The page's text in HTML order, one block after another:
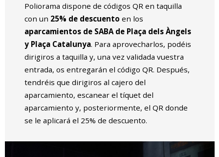
Poliorama dispone de códigos QR en taquilla
con un 25% de descuento en los
aparcamientos de SABA de Plaça dels Àngels
y Plaça Catalunya. Para aprovecharlos, podéis
dirigiros a taquilla y, una vez validada vuestra
entrada, os entregarán el código QR. Después,
tendréis que dirigiros al cajero del
aparcamiento, escanear el tíquet del
aparcamiento y, posteriormente, el QR donde
se le aplicará el 25% de descuento.